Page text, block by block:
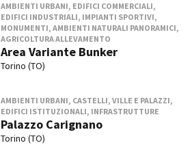
AMBIENTI URBANI, EDIFICI COMMERCIALI,
EDIFICI INDUSTRIALI, IMPIANTI SPORTIVI,
MONUMENTI, AMBIENTI NATURALI PANORAMICI,
AGRICOLTURA ALLEVAMENTO
Area Variante Bunker
Torino (TO)
AMBIENTI URBANI, CASTELLI, VILLE E PALAZZI,
EDIFICI ISTITUZIONALI, INFRASTRUTTURE
Palazzo Carignano
Torino (TO)